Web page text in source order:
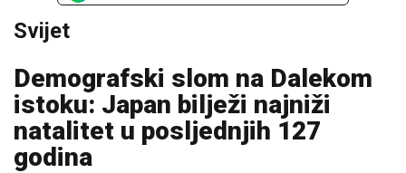
Svijet
Demografski slom na Dalekom
istoku: Japan bilježi najniži
natalitet u posljednjih 127
godina